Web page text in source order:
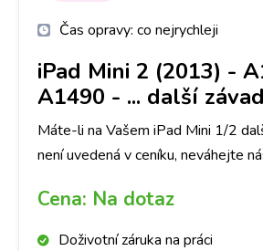
Čas opravy: co nejrychleji
iPad Mini 2 (2013) -
A1490 - ... další
Máte-li na Vašem iPad Mini 1/2
není uvedená v ceníku, neváhejte
Cena: Na dotaz
Doživotní záruka na práci